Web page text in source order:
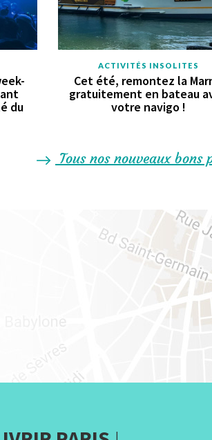
du
ACTIVITÉS INSOLITES
Cet été, remontez la
gratuitement en bateau
votre navigo !
Tous nos nouveaux bons